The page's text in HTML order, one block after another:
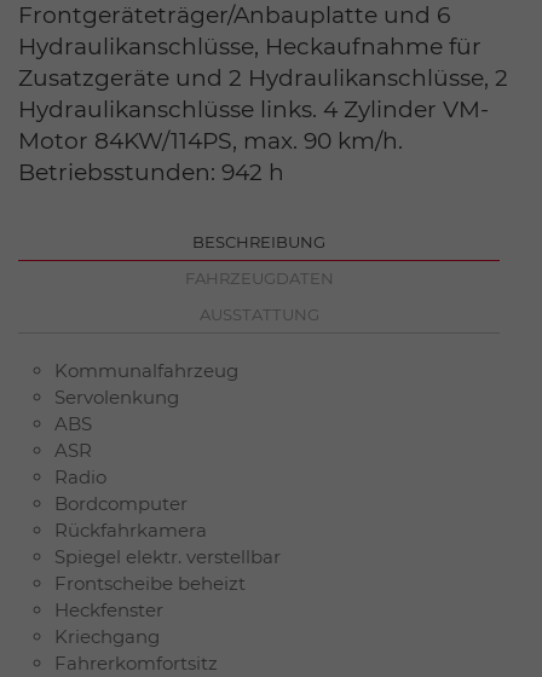
Frontgeräteträger/Anbauplatte und 6
Hydraulikanschlüsse, Heckaufnahme für
Zusatzgeräte und 2 Hydraulikanschlüsse, 2
Hydraulikanschlüsse links. 4 Zylinder VM-
Motor 84KW/114PS, max. 90 km/h.
Betriebsstunden: 942 h
BESCHREIBUNG
FAHRZEUGDATEN
AUSSTATTUNG
Kommunalfahrzeug
Servolenkung
ABS
ASR
Radio
Bordcomputer
Rückfahrkamera
Spiegel elektr. verstellbar
Frontscheibe beheizt
Heckfenster
Kriechgang
Fahrerkomfortsitz